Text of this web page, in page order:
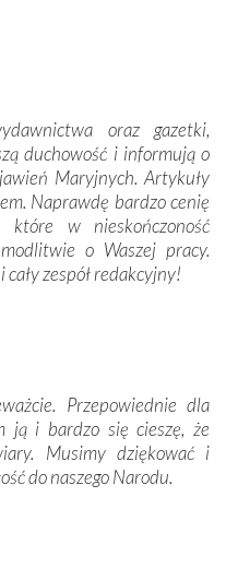
potężna, a zarazem
dzieł,
ich twórców o detale,
wizjonerów – Łucji
i Franciszka Marto.
Odprawiliśmy Drogę
odwiedziliśmy
zapaliliśmy świece
na każdym kroku
otwartością
ich ludową sztukę i
są od siebie bardzo
czuliśmy się obco.
Matka Boża, ale też
początek w naszej
oraz gazetki,
duchowość i informują o
Maryjnych. Artykuły
Naprawdę bardzo cenię
w nieskończoność
o Waszej pracy.
cały zespół redakcyjny!
Przepowiednie dla
ją i bardzo się cieszę, że
Musimy dziękować i
do naszego Narodu.